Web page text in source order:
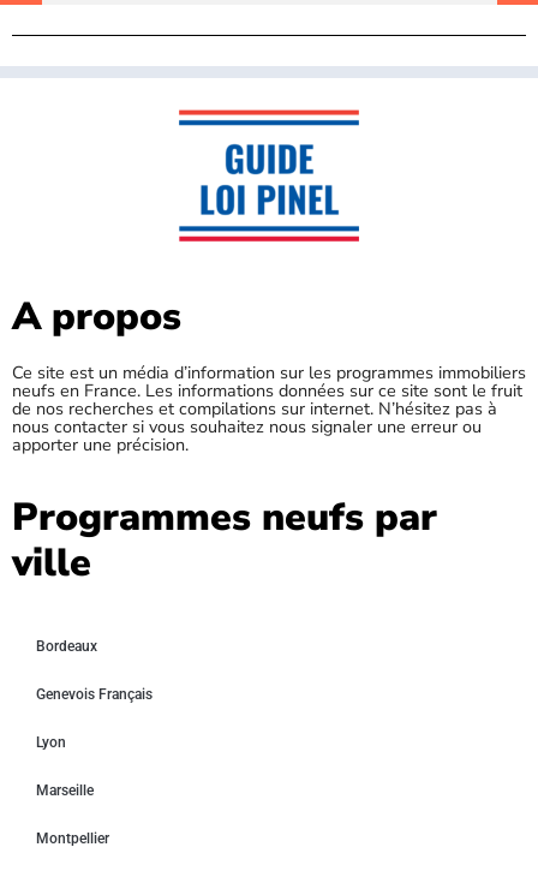
A propos
Ce site est un média d’information sur les programmes immobiliers
neufs en France. Les informations données sur ce site sont le fruit
de nos recherches et compilations sur internet. N’hésitez pas à
nous contacter si vous souhaitez nous signaler une erreur ou
apporter une précision.
Programmes neufs par
ville
Bordeaux
Genevois Français
Lyon
Marseille
Montpellier